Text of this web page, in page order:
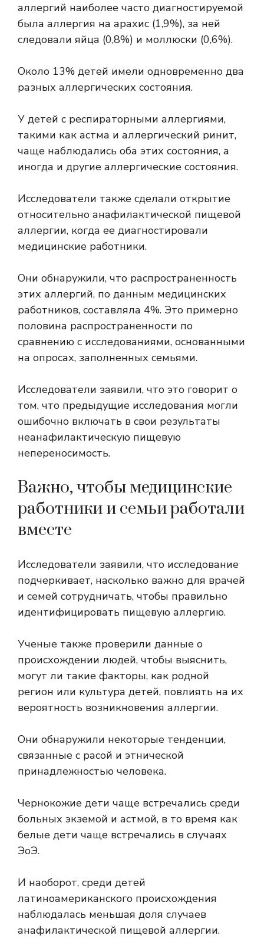
аллергий наиболее часто диагностируемой
была аллергия на арахис (1,9%), за ней
следовали яйца (0,8%) и моллюски (0,6%).
Около 13% детей имели одновременно два
разных аллергических состояния.
У детей с респираторными аллергиями,
такими как астма и аллергический ринит,
чаще наблюдались оба этих состояния, а
иногда и другие аллергические состояния.
Исследователи также сделали открытие
относительно анафилактической пищевой
аллергии, когда ее диагностировали
медицинские работники.
Они обнаружили, что распространенность
этих аллергий, по данным медицинских
работников, составляла 4%. Это примерно
половина распространенности по
сравнению с исследованиями, основанными
на опросах, заполненных семьями.
Исследователи заявили, что это говорит о
том, что предыдущие исследования могли
ошибочно включать в свои результаты
неанафилактическую пищевую
непереносимость.
Важно, чтобы медицинские
работники и семьи работали
вместе
Исследователи заявили, что исследование
подчеркивает, насколько важно для врачей
и семей сотрудничать, чтобы правильно
идентифицировать пищевую аллергию.
Ученые также проверили данные о
происхождении людей, чтобы выяснить,
могут ли такие факторы, как родной
регион или культура детей, повлиять на их
вероятность возникновения аллергии.
Они обнаружили некоторые тенденции,
связанные с расой и этнической
принадлежностью человека.
Чернокожие дети чаще встречались среди
больных экземой и астмой, в то время как
белые дети чаще встречались в случаях
ЭоЭ.
И наоборот, среди детей
латиноамериканского происхождения
наблюдалась меньшая доля случаев
анафилактической пищевой аллергии.